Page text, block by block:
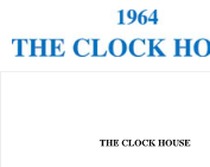
THE CLOCK